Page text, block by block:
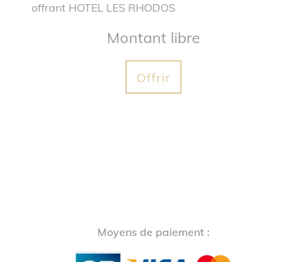
offrant HOTEL LES RHODOS
Montant libre
Offrir
Moyens de paiement :